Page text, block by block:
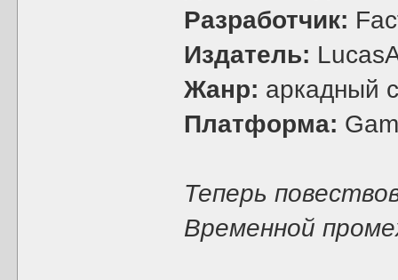
Разработчик:
Издатель:
Жанр: аркадный
Платформа:
Теперь
Временной